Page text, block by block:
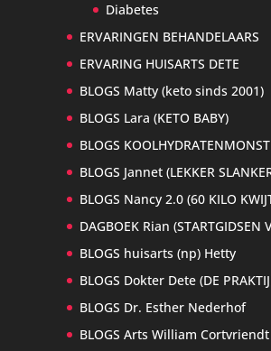
Diabetes
ERVARINGEN BEHANDELAARS
ERVARING HUISARTS DETE
BLOGS Matty (keto sinds 2001)
BLOGS Lara (KETO BABY)
BLOGS
BLOGS Jannet (LEKKER
BLOGS Nancy 2.0 (60 KILO
DAGBOEK Rian (STARTGIDSEN
BLOGS huisarts (np) Hetty
BLOGS Dokter Dete (DE
BLOGS Dr. Esther Nederhof
BLOGS Arts William Cortvriendt